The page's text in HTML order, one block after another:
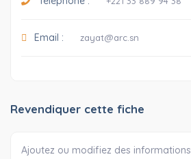
Email : zayat@arc.sn
Revendiquer cette fiche
Ajoutez ou modifiez des informations